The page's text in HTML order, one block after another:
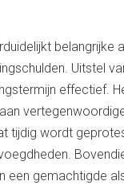
belangrijke
Uitstel
effectief.
tijdig wordt
een gemachtigde